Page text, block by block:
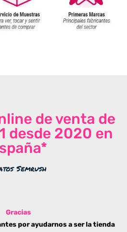
de venta de
desde 2020 en
Semrush
Gracias
por ayudarnos a ser la tienda